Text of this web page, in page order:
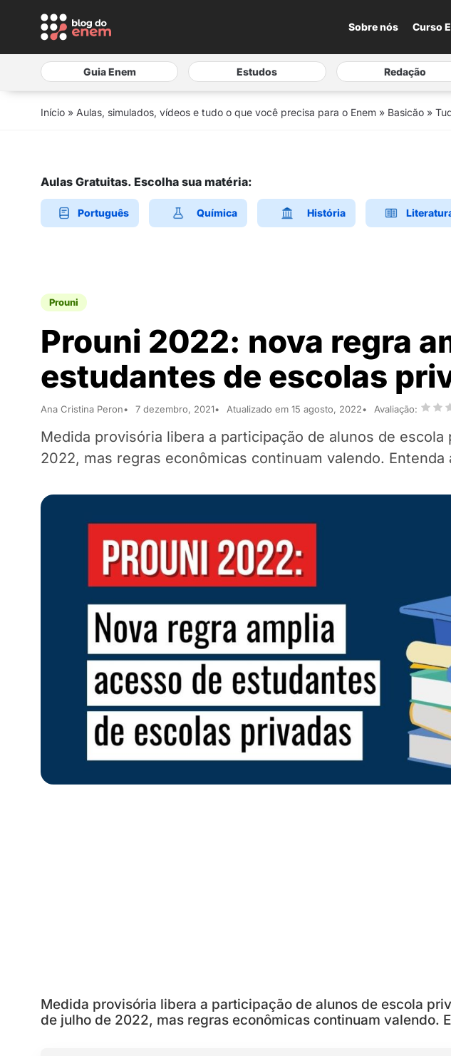
Sobre nós Curso
Guia Enem Estudos Redação
Início » Aulas, simulados, vídeos e tudo o que você precisa para o Enem » Basicão »
Aulas Gratuitas. Escolha sua matéria:
Português Química História
Prouni
Prouni 2022: nova regra
estudantes de escolas
Ana Cristina Peron 7 dezembro, 2021 Atualizado em 15 agosto, 2022 Avaliação:
Medida provisória libera a participação de alunos de
2022, mas regras econômicas continuam valendo. Entenda
Medida provisória libera a participação de alunos de escola
de julho de 2022, mas regras econômicas continuam valendo.